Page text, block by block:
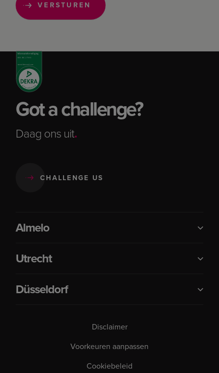
Got a challenge?
Daag ons uit.
CHALLENGE US
Almelo
Utrecht
Düsseldorf
Disclaimer
Voorkeuren aanpassen
Cookiebeleid